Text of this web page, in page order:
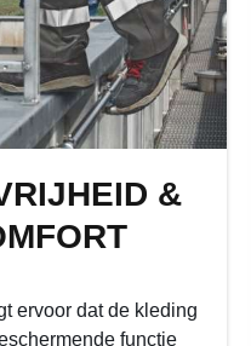
&
ervoor dat de kleding
functie